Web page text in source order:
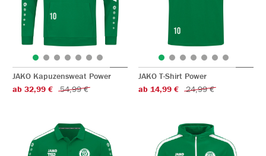
JAKO Kapuzensweat Power
ab 32,99 €
54,99 €
JAKO T-Shirt Power
ab 14,99 €
24,99 €